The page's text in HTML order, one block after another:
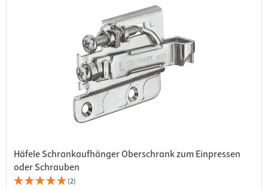
Häfele Schrankaufhänger Oberschrank zum Einpressen
oder Schrauben
(2)